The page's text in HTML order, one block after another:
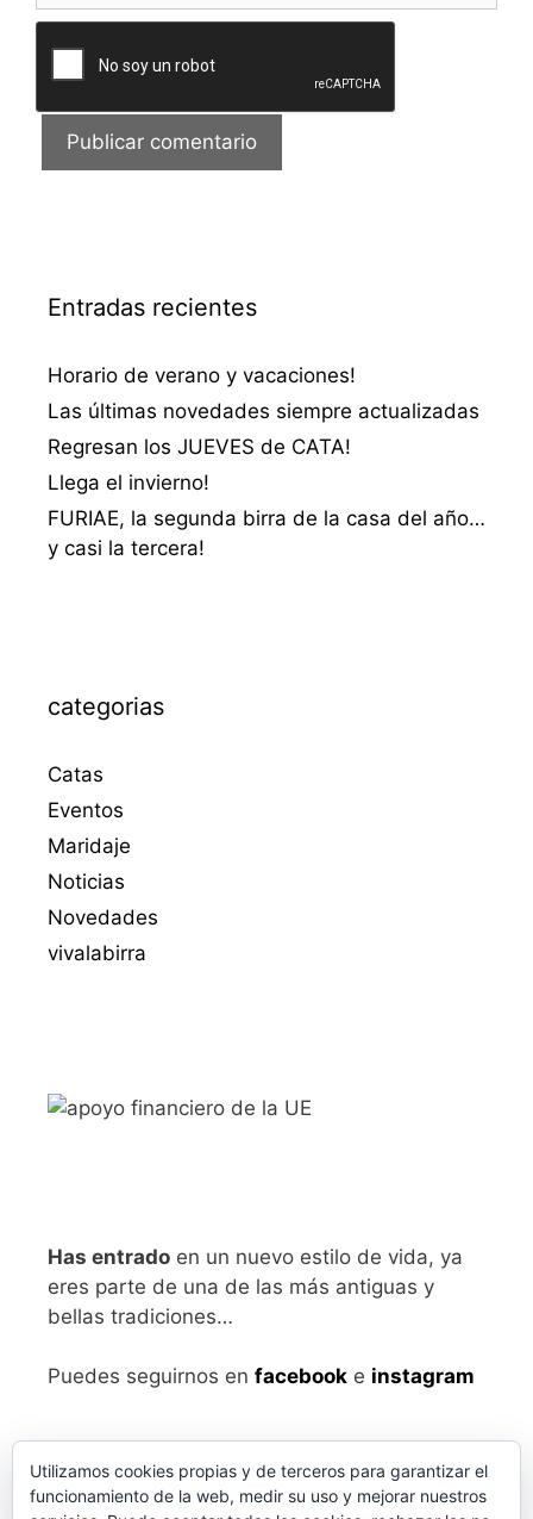
Entradas recientes
Horario de verano y vacaciones!
Las últimas novedades siempre actualizadas
Regresan los JUEVES de CATA!
Llega el invierno!
FURIAE, la segunda birra de la casa del año…
y casi la tercera!
categorias
Catas
Eventos
Maridaje
Noticias
Novedades
vivalabirra
Has entrado en un nuevo estilo de vida, ya
eres parte de una de las más antiguas y
bellas tradiciones…
Puedes seguirnos en facebook e instagram
Utilizamos cookies propias y de terceros para garantizar el
funcionamiento de la web, medir su uso y mejorar nuestros